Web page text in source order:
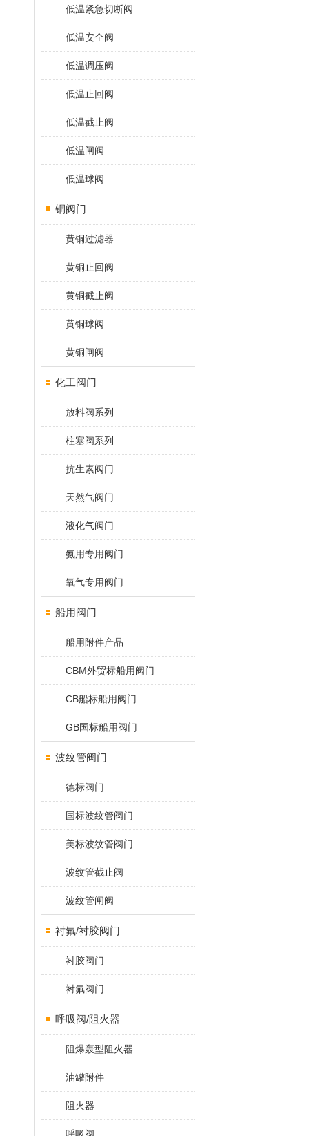
低温紧急切断阀
低温安全阀
低温调压阀
低温止回阀
低温截止阀
低温闸阀
低温球阀
铜阀门
黄铜过滤器
黄铜止回阀
黄铜截止阀
黄铜球阀
黄铜闸阀
化工阀门
放料阀系列
柱塞阀系列
抗生素阀门
天然气阀门
液化气阀门
氨用专用阀门
氧气专用阀门
船用阀门
船用附件产品
CBM外贸标船用阀门
CB船标船用阀门
GB国标船用阀门
波纹管阀门
德标阀门
国标波纹管阀门
美标波纹管阀门
波纹管截止阀
波纹管闸阀
衬氟/衬胶阀门
衬胶阀门
衬氟阀门
呼吸阀/阻火器
阻爆轰型阻火器
油罐附件
阻火器